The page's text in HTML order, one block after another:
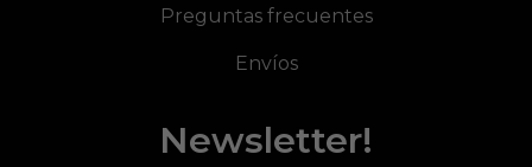
Preguntas frecuentes
Envíos
Newsletter!